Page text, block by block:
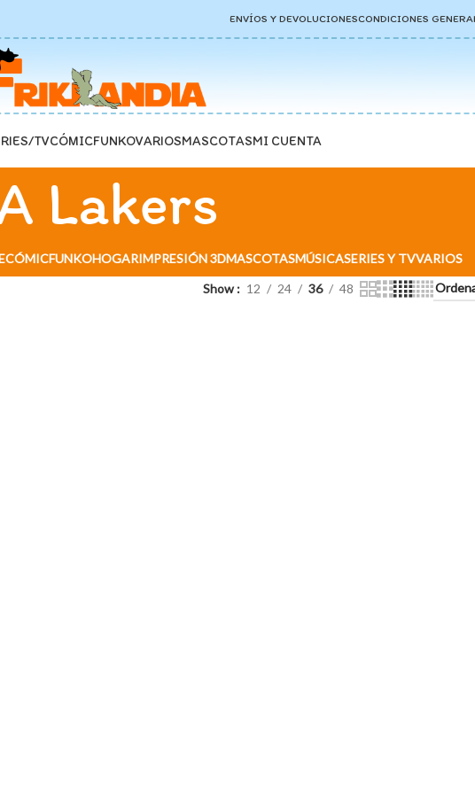
ENVÍOS Y DEVOLUCIONESCONDICIONES
TVCÓMICFUNKOVARIOSMASCOTASMI CUENTA
Lakers
CÓMICFUNKOHOGARIMPRESIÓN 3DMASCOTASMÚSICASERIES Y TVVARIOS
Show 12 24 36 48